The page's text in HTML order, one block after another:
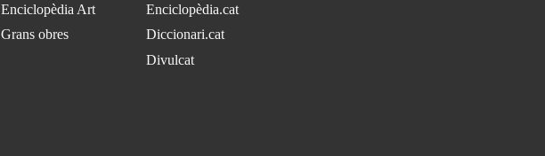
Enciclopèdia Art
Grans obres
Enciclopèdia.cat
Diccionari.cat
Divulcat